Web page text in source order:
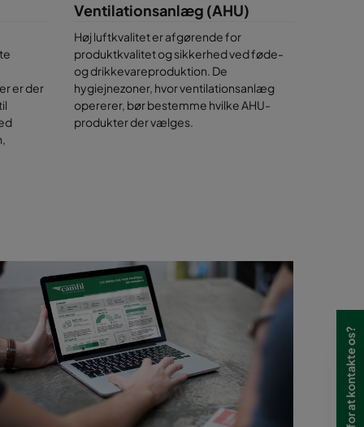
er der
Ventilationsanlæg (AHU)
Høj luftkvalitet er afgørende for
produktkvalitet og sikkerhed ved føde-
og drikkevareproduktion. De
hygiejnezoner, hvor ventilationsanlæg
opererer, bør bestemme hvilke AHU-
produkter der vælges.